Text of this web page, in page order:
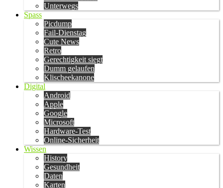
Unterwegs
Spass
Picdump
Fail-Dienstag
Cute News
Retro
Gerechtigkeit siegt
Dumm gelaufen
Klischeekanone
Digital
Android
Apple
Google
Microsoft
Hardware-Test
Online-Sicherheit
Wissen
History
Gesundheit
Daten
Karten